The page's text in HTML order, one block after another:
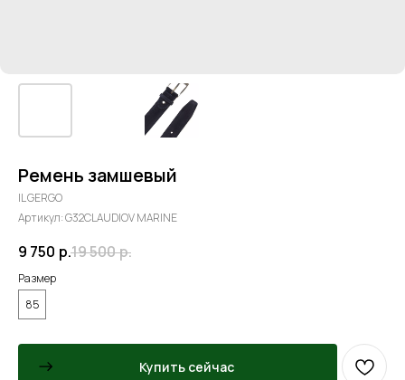
Ремень замшевый
IL GERGO
Артикул:G32CLAUDIOV MARINE
9 750 р.19 500р.
Размер
85
Купить сейчас